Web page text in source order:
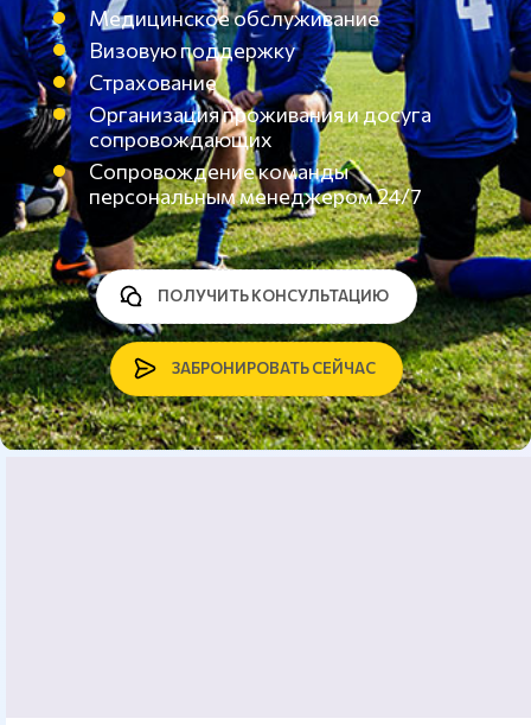
Медицинское обслуживание
Визовую поддержку
Страхование
Организация проживания и досуга
сопровождающих
Сопровождение команды
персональным менеджером 24/7
ЗАБРОНИРОВАТЬ СЕЙЧАС
ПОЛУЧИТЬ КОНСУЛЬТАЦИЮ